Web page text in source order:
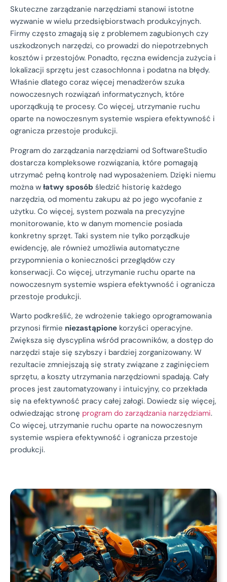
Skuteczne zarządzanie narzędziami stanowi istotne
wyzwanie w wielu przedsiębiorstwach produkcyjnych.
Firmy często zmagają się z problemem zagubionych czy
uszkodzonych narzędzi, co prowadzi do niepotrzebnych
kosztów i przestojów. Ponadto, ręczna ewidencja zużycia i
lokalizacji sprzętu jest czasochłonna i podatna na błędy.
Właśnie dlatego coraz więcej menadżerów szuka
nowoczesnych rozwiązań informatycznych, które
uporządkują te procesy. Co więcej, utrzymanie ruchu
oparte na nowoczesnym systemie wspiera efektywność i
ogranicza przestoje produkcji.
Program do zarządzania narzędziami od SoftwareStudio
dostarcza kompleksowe rozwiązania, które pomagają
utrzymać pełną kontrolę nad wyposażeniem. Dzięki niemu
można w łatwy sposób śledzić historię każdego
narzędzia, od momentu zakupu aż po jego wycofanie z
użytku. Co więcej, system pozwala na precyzyjne
monitorowanie, kto w danym momencie posiada
konkretny sprzęt. Taki system nie tylko porządkuje
ewidencję, ale również umożliwia automatyczne
przypomnienia o konieczności przeglądów czy
konserwacji. Co więcej, utrzymanie ruchu oparte na
nowoczesnym systemie wspiera efektywność i ogranicza
przestoje produkcji.
Warto podkreślić, że wdrożenie takiego oprogramowania
przynosi firmie niezastąpione korzyści operacyjne.
Zwiększa się dyscyplina wśród pracowników, a dostęp do
narzędzi staje się szybszy i bardziej zorganizowany. W
rezultacie zmniejszają się straty związane z zaginięciem
sprzętu, a koszty utrzymania narzędziowni spadają. Cały
proces jest zautomatyzowany i intuicyjny, co przekłada
się na efektywność pracy całej załogi. Dowiedz się więcej,
odwiedzając stronę program do zarządzania narzędziami.
Co więcej, utrzymanie ruchu oparte na nowoczesnym
systemie wspiera efektywność i ogranicza przestoje
produkcji.